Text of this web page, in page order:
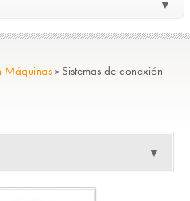
▼
Máquinas> Sistemas de conexión
▼